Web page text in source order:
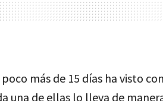
más de 15 días ha visto
una de ellas lo lleva de